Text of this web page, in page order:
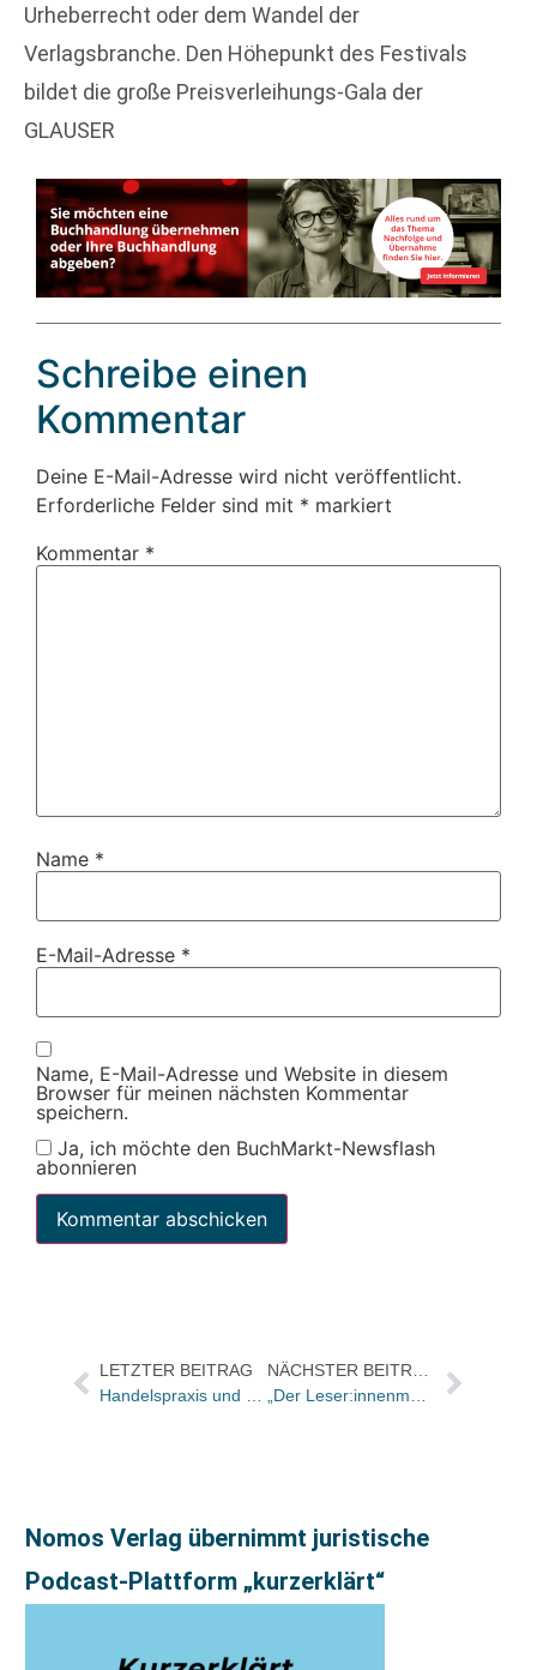
Urheberrecht oder dem Wandel der
Verlagsbranche. Den Höhepunkt des Festivals
bildet die große Preisverleihungs-Gala der
GLAUSER
Schreibe einen
Kommentar
Deine E-Mail-Adresse wird nicht veröffentlicht.
Erforderliche Felder sind mit * markiert
Kommentar *
Name *
E-Mail-Adresse *
Name, E-Mail-Adresse und Website in diesem
Browser für meinen nächsten Kommentar
speichern.
Ja, ich möchte den BuchMarkt-Newsflash
abonnieren
LETZTER BEITRAG
Nomos Verlag übernimmt juristische
Podcast-Plattform „kurzerklärt“